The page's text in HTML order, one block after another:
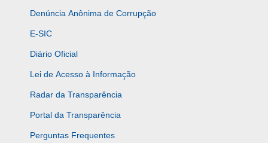
Denúncia Anônima de Corrupção
E-SIC
Diário Oficial
Lei de Acesso à Informação
Radar da Transparência
Portal da Transparência
Perguntas Frequentes